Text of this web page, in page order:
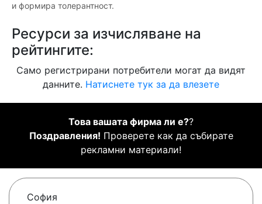
и формира толерантност.
Ресурси за изчисляване на
рейтингите:
Само регистрирани потребители могат да видят
данните. Натиснете тук за да влезете
Това вашата фирма ли е??
Поздравления! Проверете как да събирате
рекламни материали!
София